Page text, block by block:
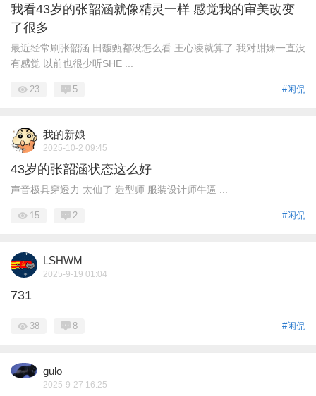
我看43岁的张韶涵就像精灵一样 感觉我的审美改变
了很多
最近经常刷张韶涵 田馥甄都没怎么看 王心凌就算了 我对甜妹一直没
有感觉 以前也很少听SHE ...
#闲侃
23 5
我的新娘
2025-10-2 09:45
43岁的张韶涵状态这么好
声音极具穿透力 太仙了 造型师 服装设计师牛逼 ...
#闲侃
15 2
LSHWM
2025-9-19 01:04
731
#闲侃
38 8
gulo
2025-9-27 16:25